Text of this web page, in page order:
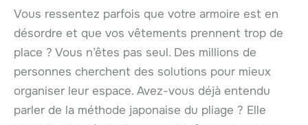
Vous ressentez parfois que votre armoire est en
désordre et que vos vêtements prennent trop de
place ? Vous n’êtes pas seul. Des millions de
personnes cherchent des solutions pour mieux
organiser leur espace. Avez-vous déjà entendu
parler de la méthode japonaise du pliage ? Elle